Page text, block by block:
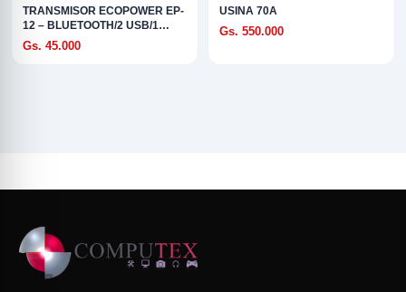
TRANSMISOR ECOPOWER EP-
12 – BLUETOOTH/2 USB/1
USB-C
Gs. 45.000
USINA 70A
Gs. 550.000